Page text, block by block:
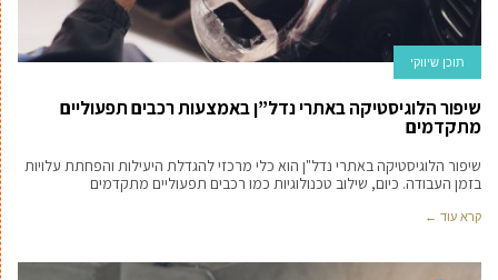
תוכן שיווקי
שיפור הלוגיסטיקה באתרי נדל”ן באמצעות רכבים תפעוליים
מתקדמים
שיפור הלוגיסטיקה באתרי נדל"ן הוא כלי מרכזי להגדלת היעילות והפחתת עלויות
בזמן העבודה. כיום, שילוב טכנולוגיות כמו רכבים תפעוליים מתקדמים
קרא עוד ←